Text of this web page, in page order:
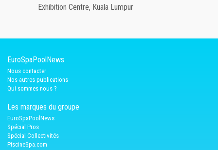
Exhibition Centre, Kuala Lumpur
EuroSpaPoolNews
Nous contacter
Nos autres publications
Qui sommes nous ?
Les marques du groupe
EuroSpaPoolNews
Spécial Pros
Spécial Collectivités
PiscineSpa.com